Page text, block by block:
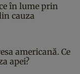
în lume prin
cauza
americană. Ce
apei?